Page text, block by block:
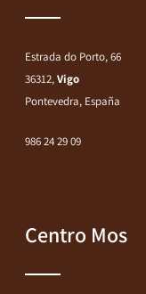
Estrada do Porto, 66
36312,Vigo
Pontevedra, España
986 24 29 09
Centro Mos